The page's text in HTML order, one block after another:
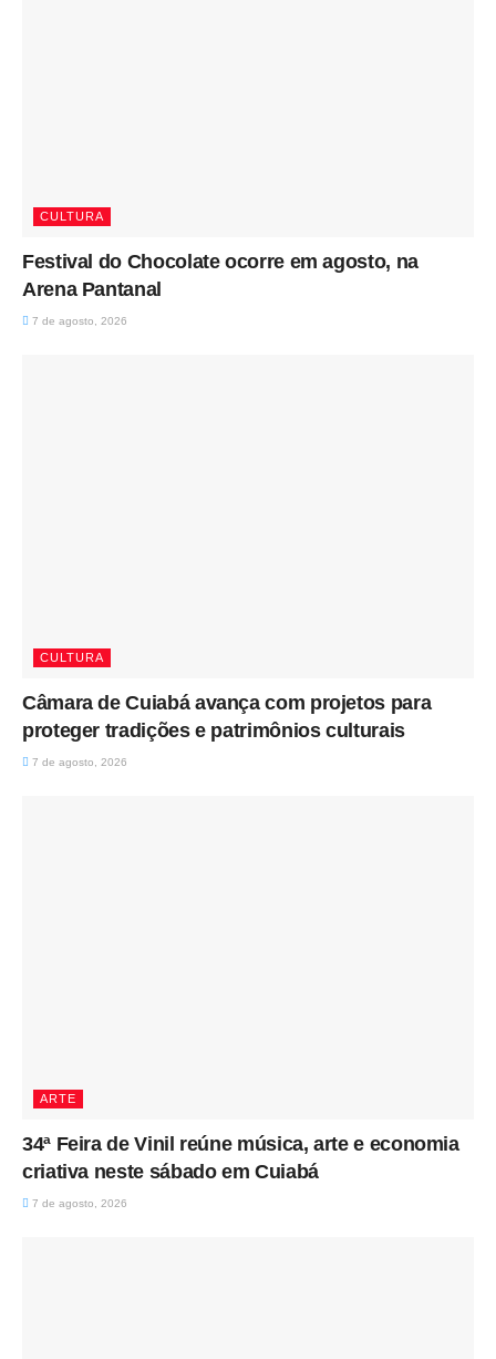
CULTURA
Festival do Chocolate ocorre em agosto, na
Arena Pantanal
7 de agosto, 2026
CULTURA
Câmara de Cuiabá avança com projetos para
proteger tradições e patrimônios culturais
7 de agosto, 2026
ARTE
34ª Feira de Vinil reúne música, arte e economia
criativa neste sábado em Cuiabá
7 de agosto, 2026